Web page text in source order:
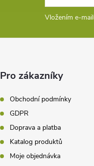
Vložením e-
Pro zákazníky
Obchodní podmínky
GDPR
Doprava a platba
Katalog produktů
Moje objednávka